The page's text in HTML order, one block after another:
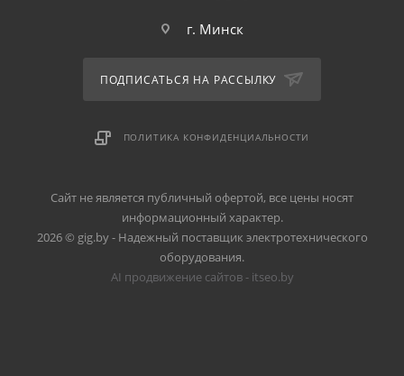
г. Минск
ПОДПИСАТЬСЯ НА РАССЫЛКУ
ПОЛИТИКА КОНФИДЕНЦИАЛЬНОСТИ
Сайт не является публичный офертой, все цены носят
информационный характер.
2026 © gig.by - Надежный поставщик электротехнического
оборудования.
AI продвижение сайтов - itseo.by